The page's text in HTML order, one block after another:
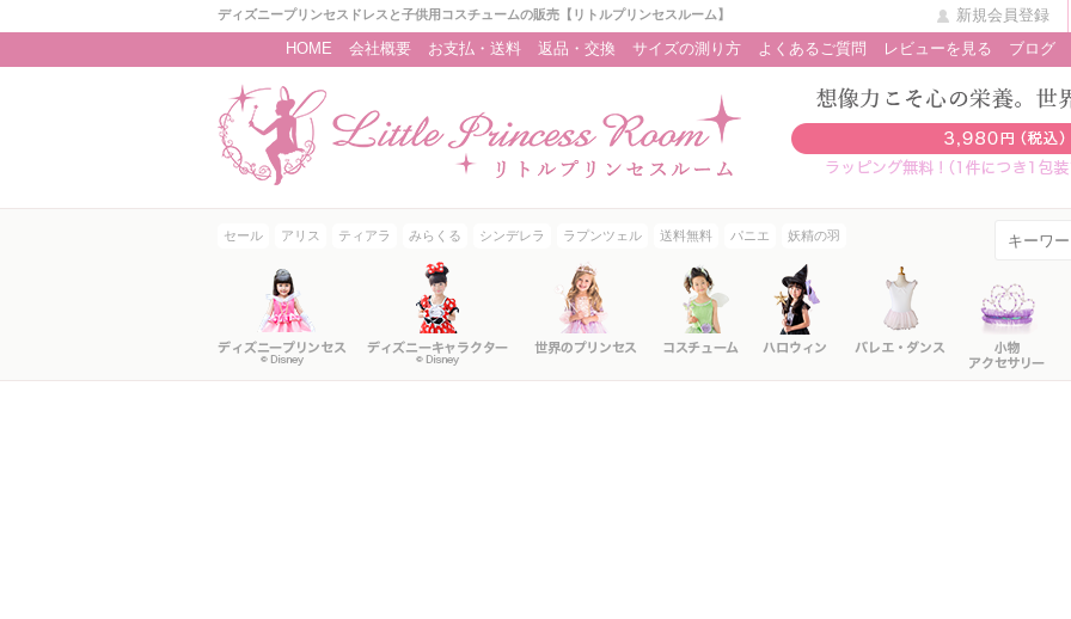
ディズニープリンセスドレスと子供用コスチュームの販売【リトルプリンセスルーム】
新規会員登録
HOME
会社概要 お支払・送料 返品・交換 サイズの測り方 よくあるご質問 レビューを見る ブログ
セール アリス ティアラ みらくる シンデレラ ラプンツェル 送料無料 パニエ 妖精の羽